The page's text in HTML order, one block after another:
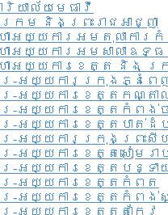
យាល័យ​មេធាវី​
រម និងព្រះរាជអាជ្ញា
ាអយ្យការអមតុលាការ
ាអយ្យការអមសាលាឧទ្
ាអយ្យការខេត្ត និង ក្
រ-អយ្យការក្រុងភ្នំពេ
រ-អយ្យការខេត្តកណ្តា
រ-អយ្យការខេត្តកំពង់ច
រ-អយ្យការខេត្តបាត់ដំ
រ-អយ្យការ​ក្រុងព្រះសី
រ-អយ្យការខេត្តសៀមរា
រ-អយ្យការខេត្តបន្ទា
រ-អយ្យការខេត្តកំពត
រ-អយ្យការខេត្តកំពង់
-អយ្យការខេត្តតាកែវ